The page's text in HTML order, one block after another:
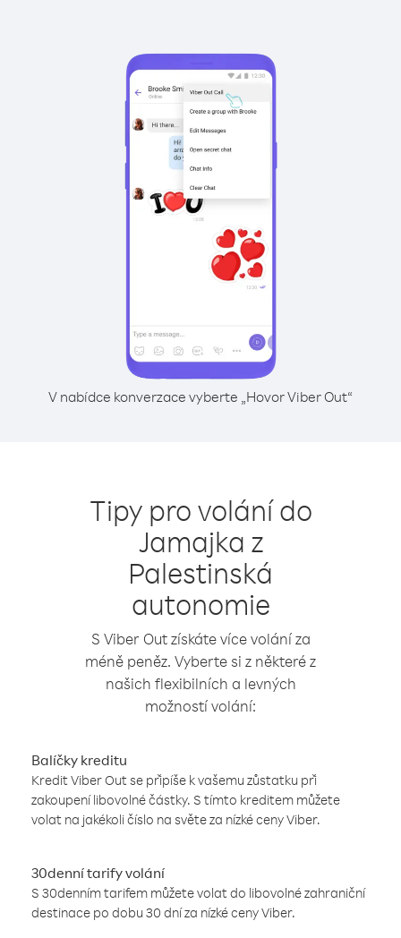
V nabídce konverzace vyberte „Hovor Viber Out“
Tipy pro volání do
Jamajka z
Palestinská
autonomie
S Viber Out získáte více volání za
méně peněz. Vyberte si z některé z
našich flexibilních a levných
možností volání:
Balíčky kreditu
Kredit Viber Out se připíše k vašemu zůstatku při
zakoupení libovolné částky. S tímto kreditem můžete
volat na jakékoli číslo na světe za nízké ceny Viber.
30denní tarify volání
S 30denním tarifem můžete volat do libovolné zahraniční
destinace po dobu 30 dní za nízké ceny Viber.